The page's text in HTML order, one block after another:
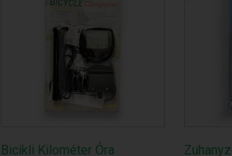
Bicikli Kilométer Óra